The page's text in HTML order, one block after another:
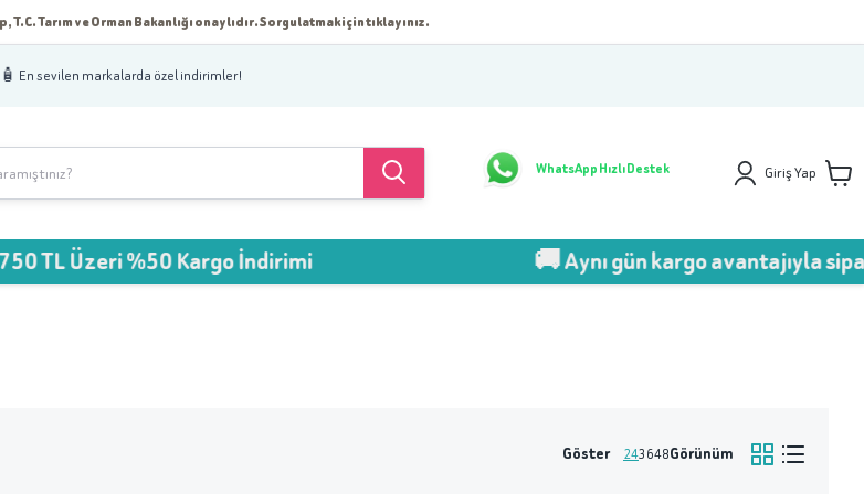
Tarım ve Orman Bakanlığı onaylıdır. Sorgulatmak için tıklayınız.
🧴 En sevilen markalarda özel indirimler!
WhatsApp Hızlı Destek Giriş Yap
TL Üzeri %50 Kargo İndirimi 🚚 Aynı gün kargo avantajıyla
Göster 243648Görünüm